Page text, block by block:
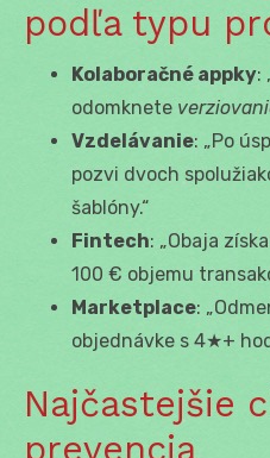
podľa typu
Kolaboračné appky:
odomknete
Vzdelávanie: „Po
pozvi dvoch
šablóny.“
Fintech: „Obaja
100 € objemu
Marketplace:
objednávke s 4★+
Najčastejšie
prevencia